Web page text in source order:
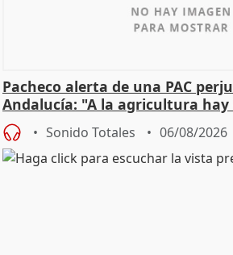
Pacheco alerta de una PAC
Andalucía: "A la agricultura
Sonido Totales 06/08/2026